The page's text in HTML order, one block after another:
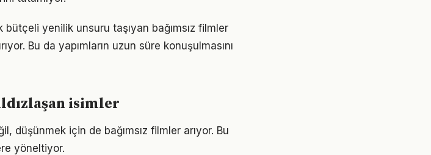
bütçeli yenilik unsuru taşıyan bağımsız filmler
Bu da yapımların uzun süre konuşulmasını
isimler
düşünmek için de bağımsız filmler arıyor. Bu
yöneltiyor.